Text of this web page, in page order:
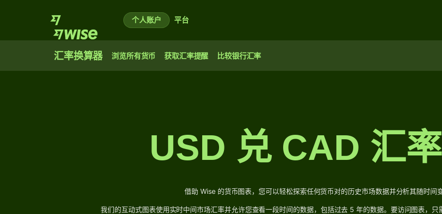
个人账户 平台
汇率换算器 浏览所有货币 获取汇率提醒 比较银行汇率
USD 兑 CAD 汇
借助 Wise 的货币图表，您可以轻松探索任何货币对的历史市场数据并分析其随时间
我们的互动式图表使用实时中间市场汇率并允许您查看一段时间的数据，包括过去 5 年的数据。要访问图表，